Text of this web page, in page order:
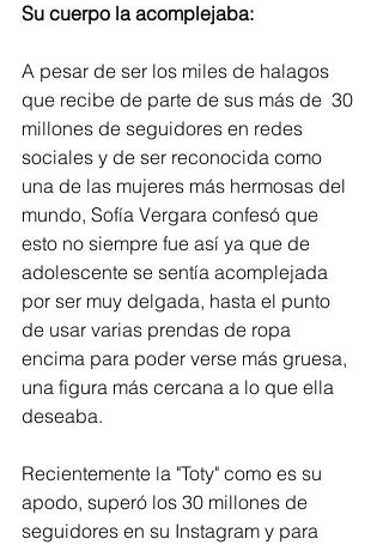
Su cuerpo la acomplejaba:
A pesar de ser los miles de halagos
que recibe de parte de sus más de  30
millones de seguidores en redes
sociales y de ser reconocida como
una de las mujeres más hermosas del
mundo, Sofía Vergara confesó que
esto no siempre fue así ya que de
adolescente se sentía acomplejada
por ser muy delgada, hasta el punto
de usar varias prendas de ropa
encima para poder verse más gruesa,
una figura más cercana a lo que ella
deseaba.
Recientemente la "Toty" como es su
apodo, superó los 30 millones de
seguidores en su Instagram y para